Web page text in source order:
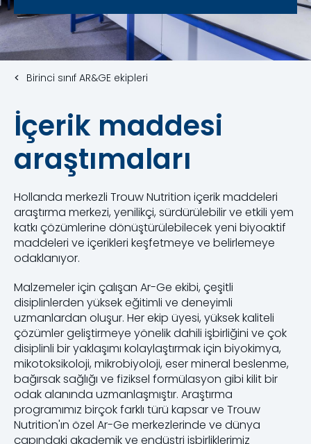
Birinci sınıf AR&GE ekipleri
İçerik maddesi
araştımaları
Hollanda merkezli Trouw Nutrition içerik maddeleri
araştırma merkezi, yenilikçi, sürdürülebilir ve etkili yem
katkı çözümlerine dönüştürülebilecek yeni biyoaktif
maddeleri ve içerikleri keşfetmeye ve belirlemeye
odaklanıyor.
Malzemeler için çalışan Ar-Ge ekibi, çeşitli
disiplinlerden yüksek eğitimli ve deneyimli
uzmanlardan oluşur. Her ekip üyesi, yüksek kaliteli
çözümler geliştirmeye yönelik dahili işbirliğini ve çok
disiplinli bir yaklaşımı kolaylaştırmak için biyokimya,
mikotoksikoloji, mikrobiyoloji, eser mineral beslenme,
bağırsak sağlığı ve fiziksel formülasyon gibi kilit bir
odak alanında uzmanlaşmıştır. Araştırma
programımız birçok farklı türü kapsar ve Trouw
Nutrition'ın özel Ar-Ge merkezlerinde ve dünya
çapındaki akademik ve endüstri işbirliklerimiz